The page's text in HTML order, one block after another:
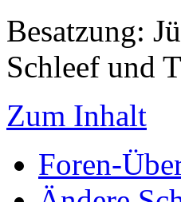
Besatzung:
Schleef und
Zum Inhalt
Foren-